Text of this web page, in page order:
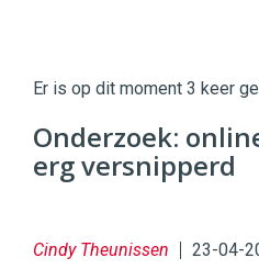
|
Digital
Commerce
https://
9654
Er is op dit moment 3 keer
Onderzoek:
erg versnipperd
Cindy Theunissen 23-04-